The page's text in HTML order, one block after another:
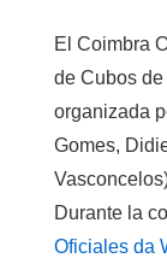
El Coimbra
de Cubos
organizada
Gomes,
Durante la
Oficiales da